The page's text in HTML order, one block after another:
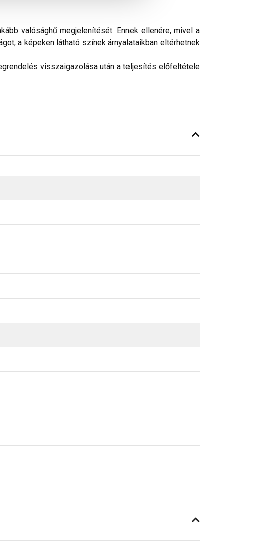
valósághű megjelenítését. Ennek ellenére, mivel a
a képeken látható színek árnyalataikban eltérhetnek
visszaigazolása után a teljesítés előfeltétele